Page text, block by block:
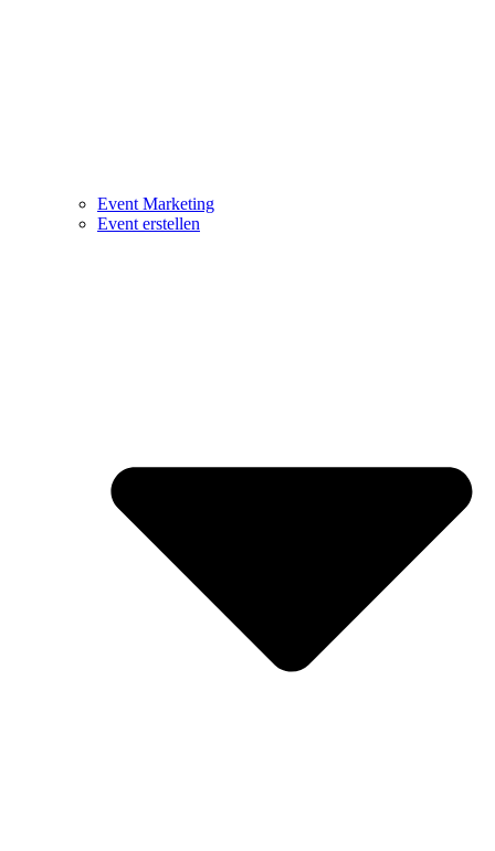
Event Marketing
Event erstellen